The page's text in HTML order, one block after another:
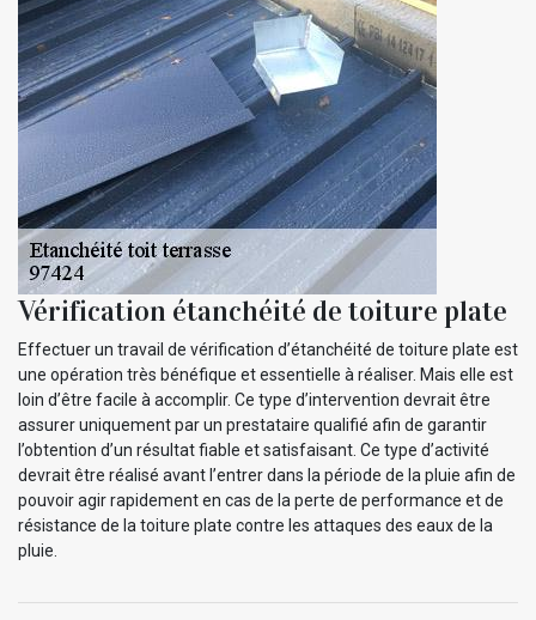
Vérification étanchéité de toiture plate
Effectuer un travail de vérification d’étanchéité de toiture plate est
une opération très bénéfique et essentielle à réaliser. Mais elle est
loin d’être facile à accomplir. Ce type d’intervention devrait être
assurer uniquement par un prestataire qualifié afin de garantir
l’obtention d’un résultat fiable et satisfaisant. Ce type d’activité
devrait être réalisé avant l’entrer dans la période de la pluie afin de
pouvoir agir rapidement en cas de la perte de performance et de
résistance de la toiture plate contre les attaques des eaux de la
pluie.